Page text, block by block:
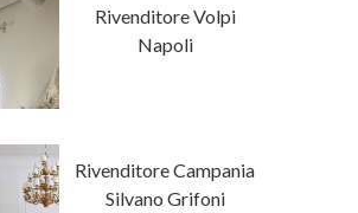
Rivenditore Volpi
Napoli
Rivenditore Campania
Silvano Grifoni